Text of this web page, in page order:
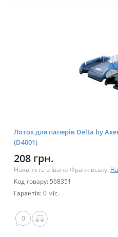
Лоток для паперів Delta by
(D4001)
208 грн.
Наявність в Івано-Франківську:
Код товару: 568351
Гарантія: 0 міс.
0